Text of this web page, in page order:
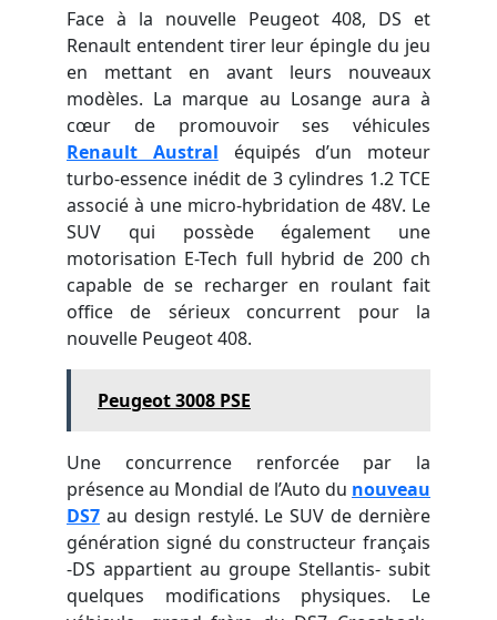
Face à la nouvelle Peugeot 408, DS et
Renault entendent tirer leur épingle du jeu
en mettant en avant leurs nouveaux
modèles. La marque au Losange aura à
cœur de promouvoir ses véhicules
Renault Austral équipés d’un moteur
turbo-essence inédit de 3 cylindres 1.2 TCE
associé à une micro-hybridation de 48V. Le
SUV qui possède également une
motorisation E-Tech full hybrid de 200 ch
capable de se recharger en roulant fait
office de sérieux concurrent pour la
nouvelle Peugeot 408.
Peugeot 3008 PSE
Une concurrence renforcée par la
présence au Mondial de l’Auto du nouveau
DS7 au design restylé. Le SUV de dernière
génération signé du constructeur français
-DS appartient au groupe Stellantis- subit
quelques modifications physiques. Le